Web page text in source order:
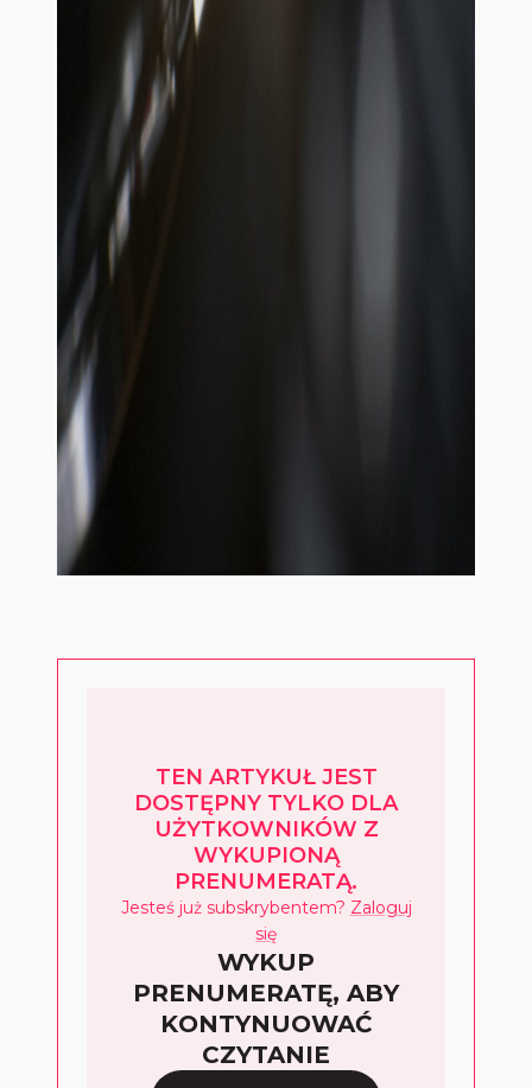
TEN ARTYKUŁ JEST
DOSTĘPNY TYLKO DLA
UŻYTKOWNIKÓW Z
WYKUPIONĄ
PRENUMERATĄ.
Jesteś już subskrybentem? Zaloguj
się
WYKUP
PRENUMERATĘ, ABY
KONTYNUOWAĆ
CZYTANIE